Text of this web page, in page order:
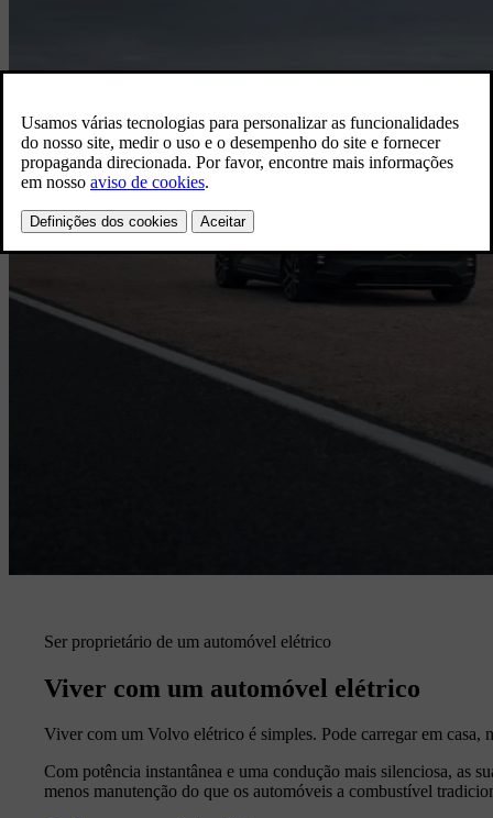
Ser proprietário de um automóvel elétrico
Viver com um automóvel elétrico
Viver com um Volvo elétrico é simples. Pode carregar em casa,
Com potência instantânea e uma condução mais silenciosa, as
menos manutenção do que os automóveis a combustível